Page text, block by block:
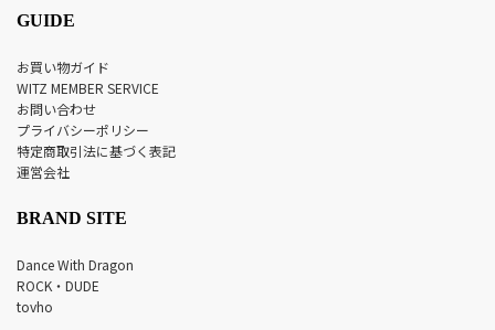
GUIDE
お買い物ガイド
WITZ MEMBER SERVICE
お問い合わせ
プライバシーポリシー
特定商取引法に基づく表記
運営会社
BRAND SITE
Dance With Dragon
ROCK・DUDE
tovho